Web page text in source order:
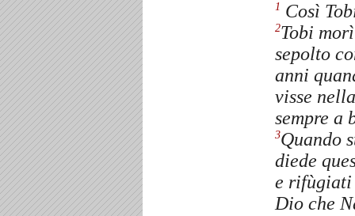
1 Così
2Tobi
sepolto
anni
visse
sempre a
3Quando
diede
e rifùgiati
Dio che